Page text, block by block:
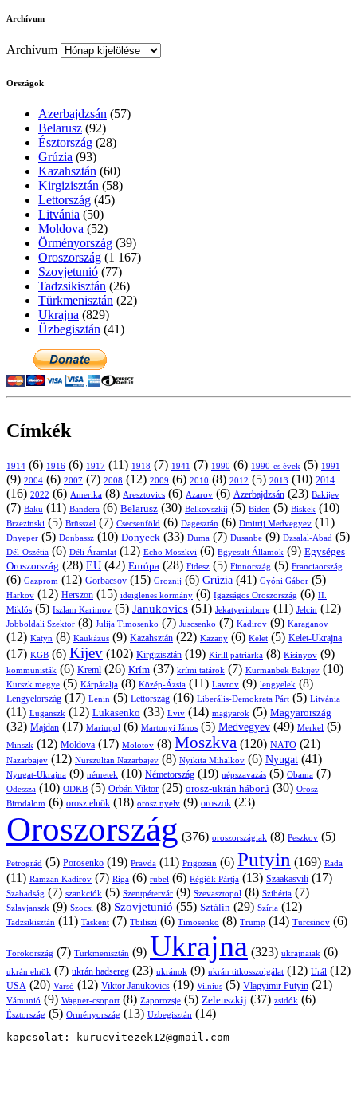
Archívum
Archívum
Országok
Azerbajdzsán (57)
Belarusz (92)
Észtország (28)
Grúzia (93)
Kazahsztán (60)
Kirgizisztán (58)
Lettország (45)
Litvánia (50)
Moldova (52)
Örményország (39)
Oroszország (1 167)
Szovjetunió (77)
Tadzsikisztán (26)
Türkmenisztán (22)
Ukrajna (829)
Üzbegisztán (41)
Címkék
1914 (6) 1916 (6) 1917 (11) 1918 (7) 1941 (7) 1990 (6) 1990-es évek (5) 1991
(9) 2004 (6) 2007 (7) 2008 (12) 2009 (6) 2010 (8) 2012 (5) 2013 (10) 2014
(16) 2022 (6) Amerika (8) Aresztovics (6) Azarov (6) Azerbajdzsán (23) Bakijev
(7) Baku (11) Bandera (6) Belarusz (30) Belkovszkij (5) Biden (5) Biskek (10)
Brzezinski (5) Brüsszel (7) Csecsenföld (6) Dagesztán (6) Dmitrij Medvegyev (11)
Dnyeper (5) Donbassz (10) Donyeck (33) Duma (7) Dusanbe (9) Dzsalal-Abad (5)
Dél-Oszétia (6) Déli Áramlat (12) Echo Moszkvi (6) Egyesült Államok (9) Egységes
Oroszország (28) EU (42) Európa (28) Fidesz (5) Finnország (5) Franciaország
(6) Gazprom (12) Gorbacsov (15) Groznij (6) Grúzia (41) Gyóni Gábor (5)
Harkov (12) Herszon (15) ideiglenes kormány (6) Igazságos Oroszország (6) II.
Miklós (5) Iszlam Karimov (5) Janukovics (51) Jekatyerinburg (11) Jelcin (12)
Jobboldali Szektor (8) Julija Timosenko (7) Juscsenko (7) Kadirov (9) Karaganov
(12) Katyn (8) Kaukázus (9) Kazahsztán (22) Kazany (6) Kelet (5) Kelet-Ukrajna
(17) KGB (6) Kijev (102) Kirgizisztán (19) Kirill pátriárka (8) Kisinyov (9)
kommunisták (6) Kreml (26) Krím (37) krími tatárok (7) Kurmanbek Bakijev (10)
Kurszk megye (5) Kárpátalja (8) Közép-Ázsia (11) Lavrov (9) lengyelek (8)
Lengyelország (17) Lenin (5) Lettország (16) Liberális-Demokrata Párt (5) Litvánia
(11) Luganszk (12) Lukasenko (33) Lviv (14) magyarok (5) Magyarország
(32) Majdan (17) Mariupol (6) Martonyi János (5) Medvegyev (49) Merkel (5)
Minszk (12) Moldova (17) Molotov (8) Moszkva (120) NATO (21)
Nazarbajev (12) Nurszultan Nazarbajev (8) Nyikita Mihalkov (6) Nyugat (41)
Nyugat-Ukrajna (9) németek (10) Németország (19) népszavazás (5) Obama (7)
Odessza (10) ODKB (5) Orbán Viktor (25) orosz-ukrán háború (30) Orosz
Birodalom (6) orosz elnök (18) orosz nyelv (9) oroszok (23)
Oroszország (376) oroszországiak (8) Peszkov (5)
Petrográd (5) Porosenko (19) Pravda (11) Prigozsin (6) Putyin (169) Rada
(11) Ramzan Kadirov (7) Riga (6) rubel (6) Régiók Pártja (13) Szaakasvili (17)
Szabadság (7) szankciók (5) Szentpétervár (9) Szevasztopol (8) Szibéria (7)
Szlavjanszk (9) Szocsi (8) Szovjetunió (55) Sztálin (29) Szíria (12)
Tadzsikisztán (11) Taskent (7) Tbiliszi (6) Timosenko (8) Trump (14) Turcsinov (6)
Törökország (7) Türkmenisztán (9) Ukrajna (323) ukrajnaiak (6)
ukrán elnök (7) ukrán hadsereg (23) ukránok (9) ukrán titkosszolgálat (12) Urál (12)
USA (20) Varsó (12) Viktor Janukovics (19) Vilnius (5) Vlagyimir Putyin (21)
Vámunió (9) Wagner-csoport (8) Zaporozsje (5) Zelenszkij (37) zsidók (6)
Észtország (5) Örményország (13) Üzbegisztán (14)
kapcsolat: kurucvitezek12@gmail.com